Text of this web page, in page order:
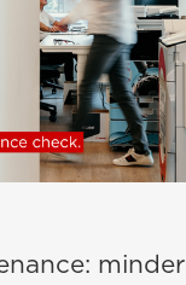
minder